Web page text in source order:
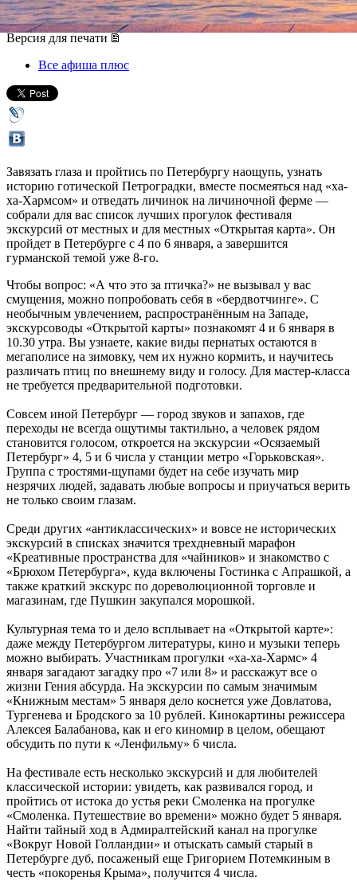
04 января 2018, четверг-08 января 2018, понедельник
Версия для печати
Все афиша плюс
Завязать глаза и пройтись по Петербургу наощупь, узнать
историю готической Петроградки, вместе посмеяться над «ха-
ха-Хармсом» и отведать личинок на личиночной ферме —
собрали для вас список лучших прогулок фестиваля
экскурсий от местных и для местных «Открытая карта». Он
пройдет в Петербурге с 4 по 6 января, а завершится
гурманской темой уже 8-го.
Чтобы вопрос: «А что это за птичка?» не вызывал у вас
смущения, можно попробовать себя в «бердвотчинге». С
необычным увлечением, распространённым на Западе,
экскурсоводы «Открытой карты» познакомят 4 и 6 января в
10.30 утра. Вы узнаете, какие виды пернатых остаются в
мегаполисе на зимовку, чем их нужно кормить, и научитесь
различать птиц по внешнему виду и голосу. Для мастер-класса
не требуется предварительной подготовки.
Совсем иной Петербург — город звуков и запахов, где
переходы не всегда ощутимы тактильно, а человек рядом
становится голосом, откроется на экскурсии «Осязаемый
Петербург» 4, 5 и 6 числа у станции метро «Горьковская».
Группа с тростями-щупами будет на себе изучать мир
незрячих людей, задавать любые вопросы и приучаться верить
не только своим глазам.
Среди других «антиклассических» и вовсе не исторических
экскурсий в списках значится трехдневный марафон
«Креативные пространства для «чайников» и знакомство с
«Брюхом Петербурга», куда включены Гостинка с Апрашкой, а
также краткий экскурс по дореволюционной торговле и
магазинам, где Пушкин закупался морошкой.
Культурная тема то и дело всплывает на «Открытой карте»:
даже между Петербургом литературы, кино и музыки теперь
можно выбирать. Участникам прогулки «ха-ха-Хармс» 4
января загадают загадку про «7 или 8» и расскажут все о
жизни Гения абсурда. На экскурсии по самым значимым
«Книжным местам» 5 января дело коснется уже Довлатова,
Тургенева и Бродского за 10 рублей. Кинокартины режиссера
Алексея Балабанова, как и его киномир в целом, обещают
обсудить по пути к «Ленфильму» 6 числа.
На фестивале есть несколько экскурсий и для любителей
классической истории: увидеть, как развивался город, и
пройтись от истока до устья реки Смоленка на прогулке
«Смоленка. Путешествие во времени» можно будет 5 января.
Найти тайный ход в Адмиралтейский канал на прогулке
«Вокруг Новой Голландии» и отыскать самый старый в
Петербурге дуб, посаженый еще Григорием Потемкиным в
честь «покоренья Крыма», получится 4 числа.